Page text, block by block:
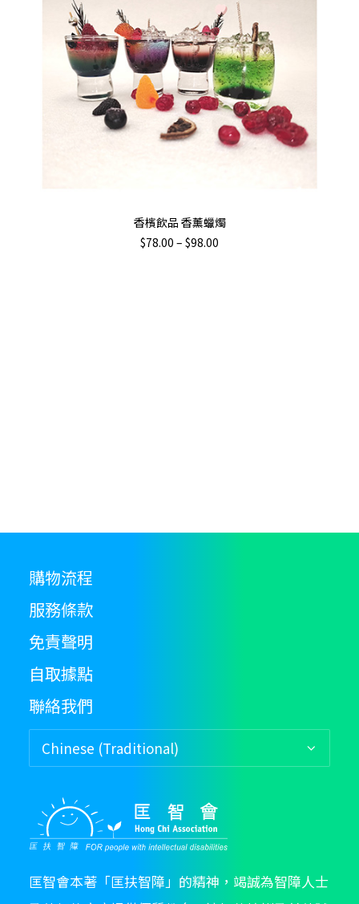
選擇規格
香檳飲品 香薰蠟燭
$78.00 – $98.00
購物流程
服務條款
免責聲明
自取據點
聯絡我們
匡智會本著「匡扶智障」的精神，竭誠為智障人士